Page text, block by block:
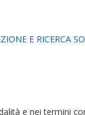
E RICERCA
e nei termini